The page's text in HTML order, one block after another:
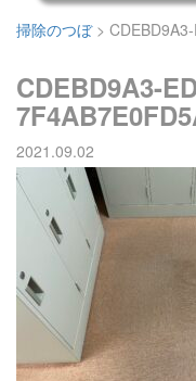
掃除のつぼ>
CDEBD9A3-
2021.09.02